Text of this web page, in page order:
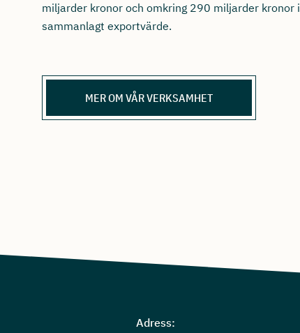
miljarder kronor och omkring 290 miljarder kronor i
sammanlagt exportvärde.
MER OM VÅR VERKSAMHET
Adress: